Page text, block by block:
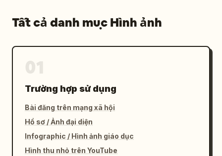
Tất cả danh mục Hình ảnh
Trường hợp sử dụng
Bài đăng trên mạng xã hội
Hồ sơ / Ảnh đại diện
Infographic / Hình ảnh giáo dục
Hình thu nhỏ trên YouTube